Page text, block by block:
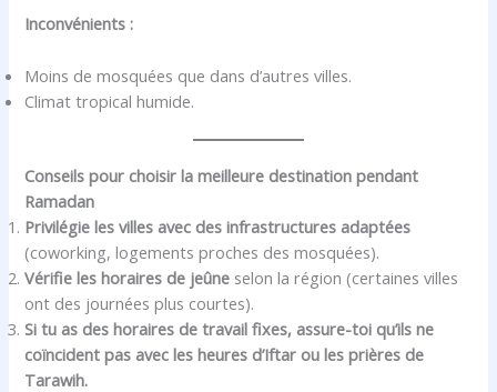
Inconvénients :
Moins de mosquées que dans d’autres villes.
Climat tropical humide.
Conseils pour choisir la meilleure destination pendant
Ramadan
Privilégie les villes avec des infrastructures adaptées
(coworking, logements proches des mosquées).
Vérifie les horaires de jeûne selon la région (certaines villes
ont des journées plus courtes).
Si tu as des horaires de travail fixes, assure-toi qu’ils ne
coïncident pas avec les heures d’Iftar ou les prières de
Tarawih.